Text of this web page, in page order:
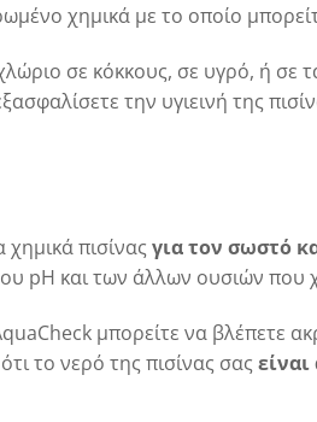
χημικά με το οποίο
σε κόκκους, σε υγρό, ή σε
την υγιεινή της
πισίνας για τον σωστό
pH και των άλλων ουσιών που
μπορείτε να βλέπετε
το νερό της πισίνας σας